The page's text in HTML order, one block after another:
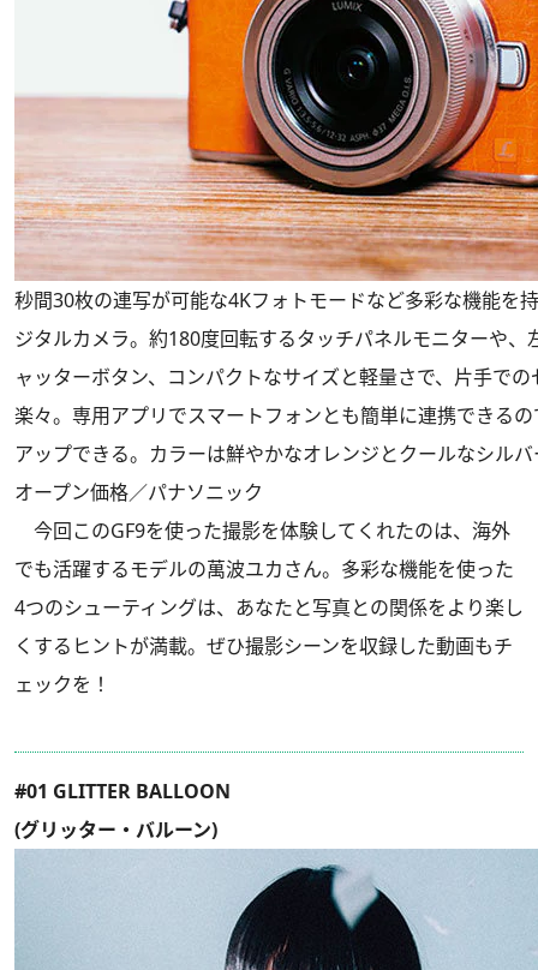
秒間30枚の連写が可能な4Kフォトモードなど多彩な機能を
ジタルカメラ。約180度回転するタッチパネルモニターや、
ャッターボタン、コンパクトなサイズと軽量さで、片手で
楽々。専用アプリでスマートフォンとも簡単に連携できる
アップできる。カラーは鮮やかなオレンジとクールなシル
オープン価格／パナソニック
今回このGF9を使った撮影を体験してくれたのは、海外
でも活躍するモデルの萬波ユカさん。多彩な機能を使った
4つのシューティングは、あなたと写真との関係をより楽し
くするヒントが満載。ぜひ撮影シーンを収録した動画もチ
ェックを！
#01 GLITTER BALLOON
(グリッター・バルーン)